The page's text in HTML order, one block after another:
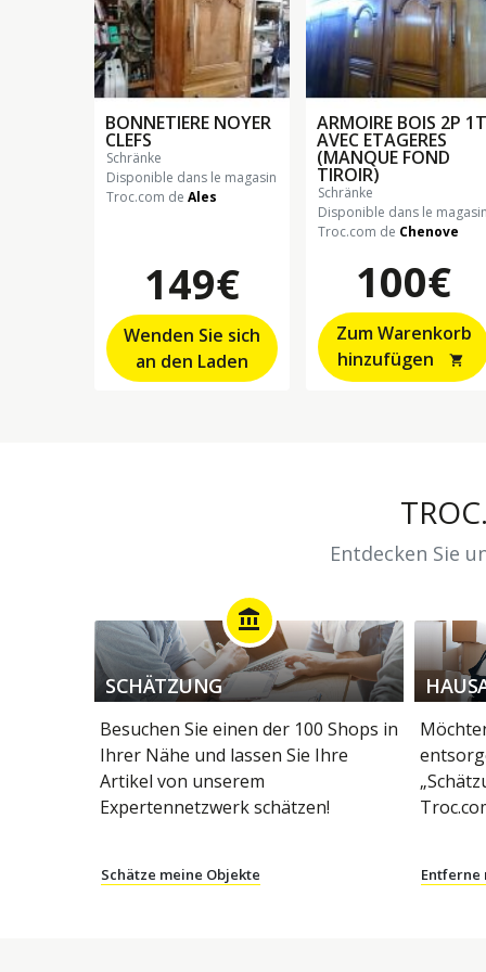
BONNETIERE NOYER
CLEFS
schränke
Disponible dans le magasin
Troc.com de Ales
149€
Wenden Sie sich
an den Laden
ARMOIRE BOIS 2P 1T
AVEC ETAGERES
(MANQUE FOND
TIROIR)
schränke
Disponible dans le
Troc.com de Chenove
100€
Zum Warenkorb
hinzufügen
shopping_cart
Entdecken Sie
account_balance
SCHÄTZUNG
Besuchen Sie einen der 100 Shops in
Ihrer Nähe und lassen Sie Ihre
Artikel von unserem
Expertennetzwerk schätzen!
Schätze meine Objekte Entferne